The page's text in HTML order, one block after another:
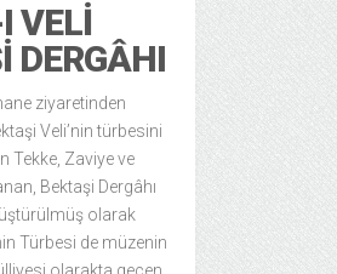
VELI
DERGÂHI
ziyaretinden
Veli’nin türbesini
Tekke, Zaviye ve
Bektaşi Dergâhı
olarak
Türbesi de müzenin